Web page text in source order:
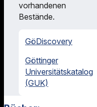
vorhandenen
Bestände.
GöDiscovery
Göttinger
Universitätskatalog
(GUK)